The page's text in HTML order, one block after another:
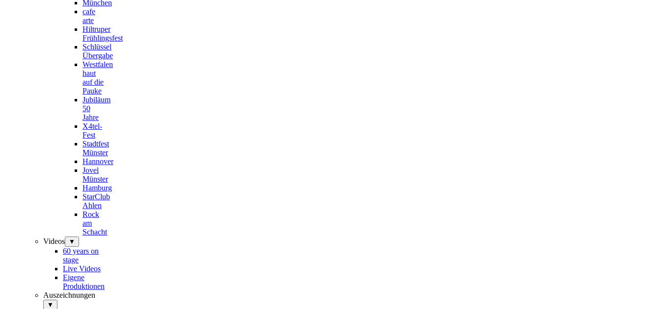
München
cafe
arte
Hiltruper
Frühlingsfest
Schlüssel
Übergabe
Westfalen
haut
auf die
Pauke
Jubiläum
50
Jahre
X4tel-
Fest
Stadtfest
Münster
Hannover
Jovel
Münster
Hamburg
StarClub
Ahlen
Rock
am
Schacht
Videos
▼
60 years on
stage
Live Videos
Eigene
Produktionen
Auszeichnungen
▼